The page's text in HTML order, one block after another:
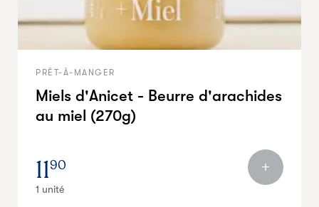
PRÊT-À-MANGER
Miels d'Anicet - Beurre d'arachides
au miel (270g)
1190
1 unité